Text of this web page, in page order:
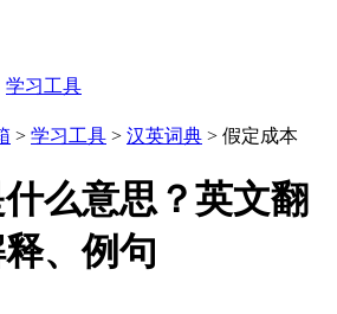
学习工具
> 学习工具 > 汉英词典 > 假定成本
么意思？英文翻
、例句